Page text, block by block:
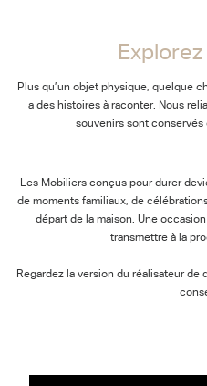
Explorez
Plus qu’un objet physique, quelque
a des histoires à raconter. Nous
souvenirs sont conservés
Les Mobiliers conçus pour durer
de moments familiaux, de
départ de la maison. Une
transmettre à la
Regardez la version du réalisateur de